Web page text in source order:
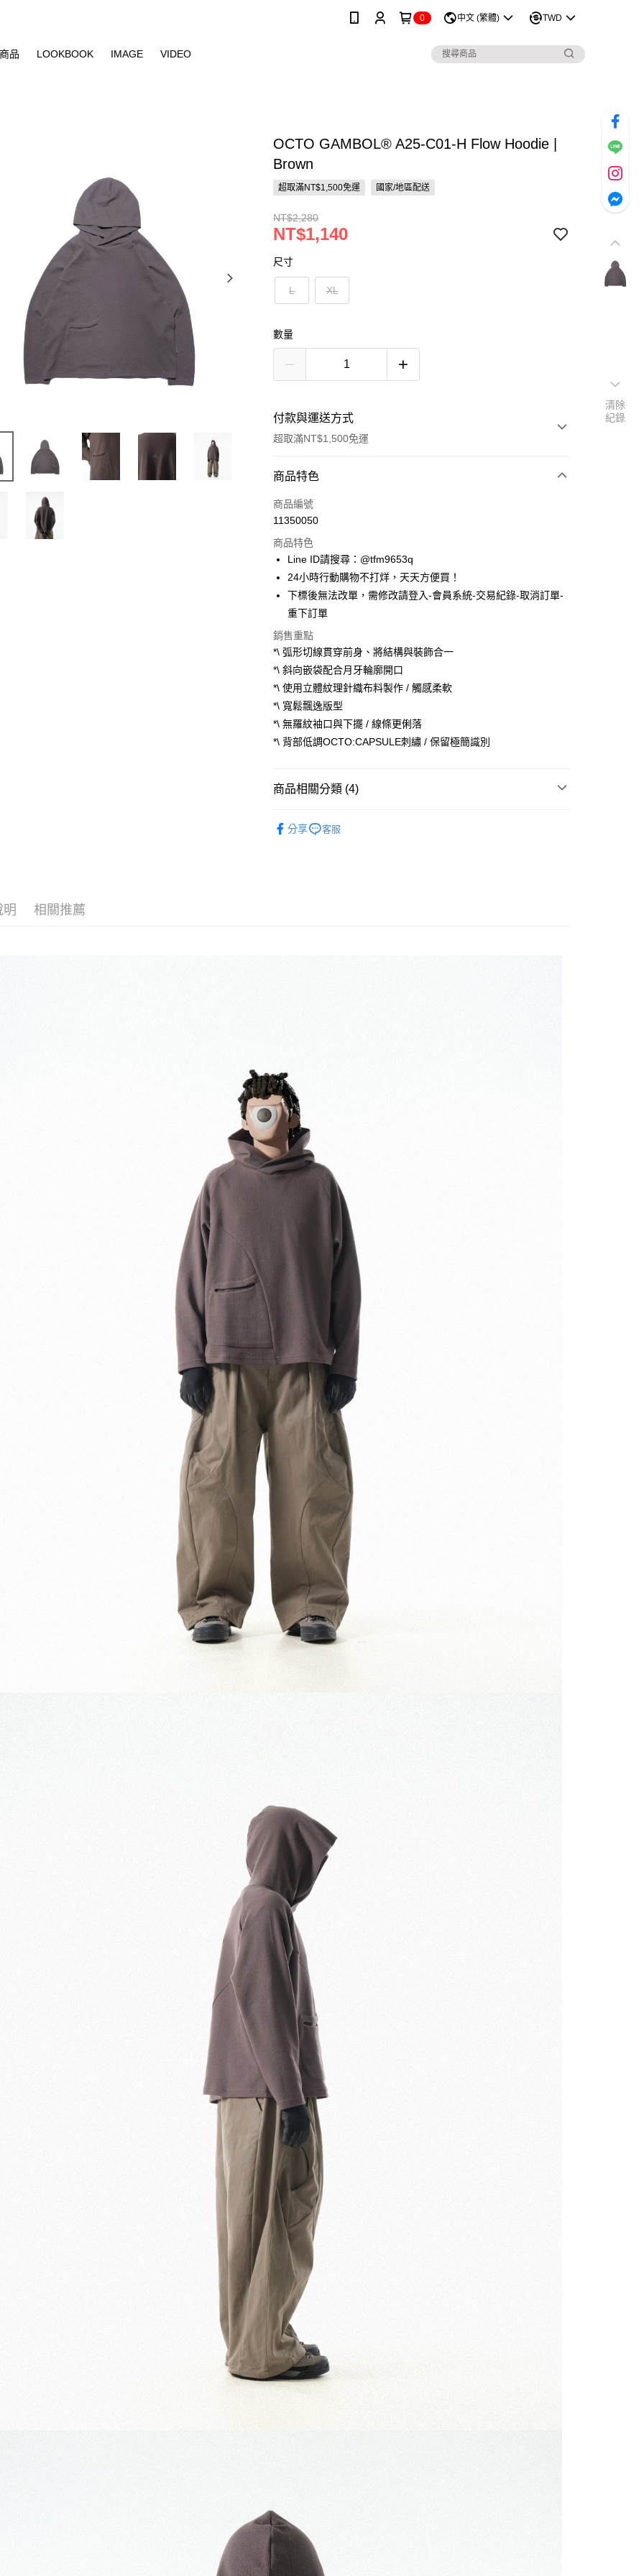
0 中文 (繁體) TWD
品 LOOKBOOK IMAGE VIDEO
OCTO GAMBOL® A25-C01-H Flow Hoodie |
Brown
超取滿NT$1,500免運 國家/地區配送
NT$2,280
NT$1,140
尺寸
L XL
數量
付款與運送方式
超取滿NT$1,500免運
付款方式
信用卡一次付款
3 期 0 利率 每期
合作金庫商業銀行
第一商業銀行
華南商業銀行
彰化商業銀行
國泰世華商業銀行
臺灣中小企業銀行
匯豐（台灣）商業銀行
華泰商業銀行
聯邦商業銀行
玉山商業銀行
星展（台灣）商業銀行
台新國際商業銀行
台灣樂天信用卡公司
超商取貨付款
Apple Pay
街口支付
悠遊付
ATM付款
全家取貨付款
7-11取貨付款
商品特色
商品編號
11350050
商品特色
Line ID請搜尋：@tfm9653q
24小時行動購物不打烊，天天方便買！
下標後無法改單，需修改請登入-會員系統-交易紀錄-取消訂單-
重下訂單
銷售重點
*\ 弧形切線貫穿前身、將結構與裝飾合一
*\ 斜向嵌袋配合月牙輪廓開口
*\ 使用立體紋理針織布料製作 / 觸感柔軟
*\ 寬鬆飄逸版型
*\ 無羅紋袖口與下擺 / 線條更俐落
*\ 背部低調OCTO:CAPSULE刺繡 / 保留極簡識別
商品相關分類 (4)
分享 客服
明 相關推薦
清除
紀錄